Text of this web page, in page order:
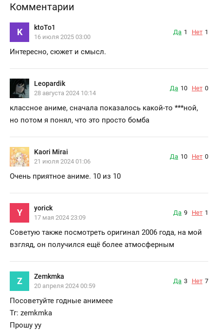
Комментарии
K ktoTo1
16 июля 2025 03:00
Да 1 Нет 1
Интересно, сюжет и смысл.
Leopardik
28 августа 2024 10:14
Да 10 Нет 0
классное аниме, сначала показалось какой-то ***ной,
но потом я понял, что это просто бомба
Kaori Mirai
21 июля 2024 01:06
Да 10 Нет 0
Очень приятное аниме. 10 из 10
Y yorick
17 мая 2024 23:09
Да 9 Нет 1
Советую также посмотреть оригинал 2006 года, на мой
взгляд, он получился ещё более атмосферным
Z Zemkmka
20 апреля 2024 00:59
Да 3 Нет 7
Посоветуйте годные анимеее
Тг: zemkmka
Прошу уу